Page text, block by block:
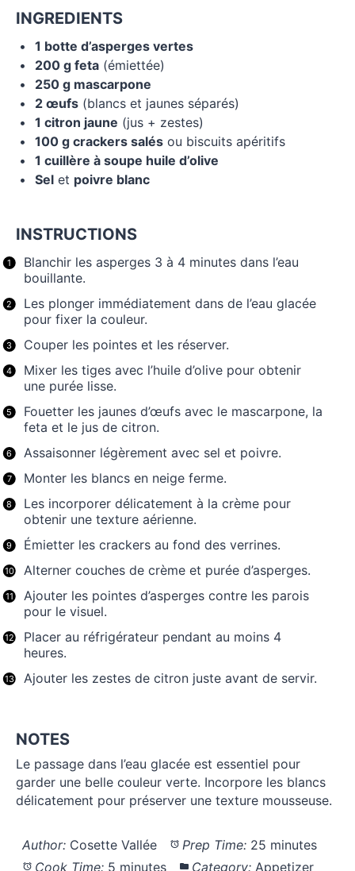
INGREDIENTS
1 botte d’asperges vertes
200 g feta (émiettée)
250 g mascarpone
2 œufs (blancs et jaunes séparés)
1 citron jaune (jus + zestes)
100 g crackers salés ou biscuits apéritifs
1 cuillère à soupe huile d’olive
Sel et poivre blanc
INSTRUCTIONS
Blanchir les asperges 3 à 4 minutes dans l’eau
bouillante.
Les plonger immédiatement dans de l’eau glacée
pour fixer la couleur.
Couper les pointes et les réserver.
Mixer les tiges avec l’huile d’olive pour obtenir
une purée lisse.
Fouetter les jaunes d’œufs avec le mascarpone, la
feta et le jus de citron.
Assaisonner légèrement avec sel et poivre.
Monter les blancs en neige ferme.
Les incorporer délicatement à la crème pour
obtenir une texture aérienne.
Émietter les crackers au fond des verrines.
Alterner couches de crème et purée d’asperges.
Ajouter les pointes d’asperges contre les parois
pour le visuel.
Placer au réfrigérateur pendant au moins 4
heures.
Ajouter les zestes de citron juste avant de servir.
NOTES
Le passage dans l’eau glacée est essentiel pour
garder une belle couleur verte. Incorpore les blancs
délicatement pour préserver une texture mousseuse.
Author: Cosette Vallée Prep Time: 25 minutes
Cook Time: 5 minutes Category: Appetizer